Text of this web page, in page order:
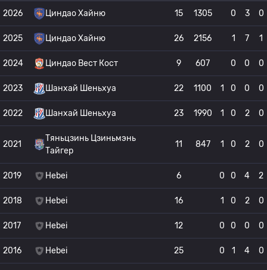
2026 Циндао Хайню 15 1305 0 3 0
2025 Циндао Хайню 26 2156 1 7 1
2024 Циндао Вест Кост 9 607 0 0 0
2023 Шанхай Шеньхуа 22 1100 1 0 0 0
2022 Шанхай Шеньхуа 23 1990 1 0 2 0
2021
Тяньцзинь Цзиньмэнь
Тайгер
11 847 1 0 2 0
2019 Hebei 6 0 0 4 2
2018 Hebei 16 1 0 2 0
2017 Hebei 12 0 0 0 0
2016 Hebei 25 0 1 4 0